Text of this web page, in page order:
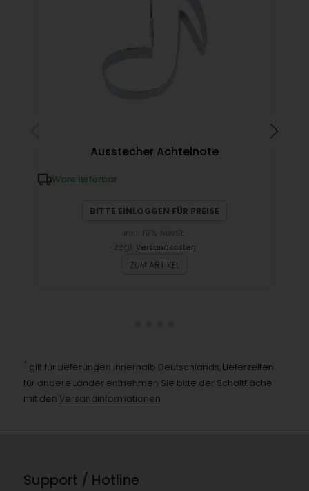
Ausstecher Achtelnote
Ware lieferbar
BITTE EINLOGGEN FÜR PREISE
Versandkosten
ZUM ARTIKEL
* gilt für Lieferungen innerhalb Deutschlands, Lieferzeiten
für andere Länder entnehmen Sie bitte der Schaltfläche
mit den Versandinformationen
Support / Hotline